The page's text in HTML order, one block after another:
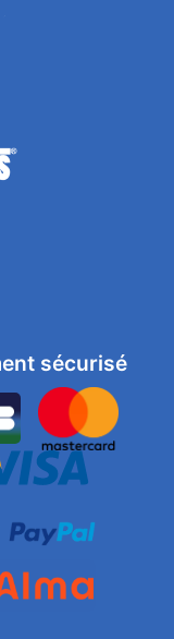
sécurisé